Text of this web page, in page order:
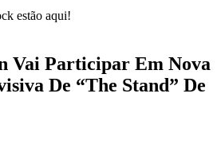
estão aqui!
Vai Participar Em Nova
De “The Stand” De